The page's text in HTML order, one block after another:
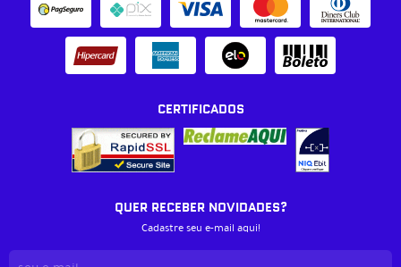
CERTIFICADOS
QUER RECEBER NOVIDADES?
Cadastre seu e-mail aqui!